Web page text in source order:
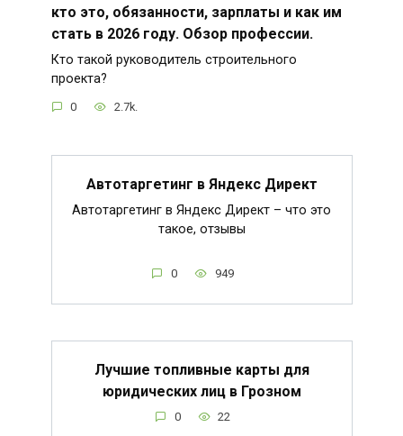
кто это, обязанности, зарплаты и как им
стать в 2026 году. Обзор профессии.
Кто такой руководитель строительного
проекта?
0 2.7k.
Автотаргетинг в Яндекс Директ
Автотаргетинг в Яндекс Директ – что это
такое, отзывы
0 949
Лучшие топливные карты для
юридических лиц в Грозном
0 22